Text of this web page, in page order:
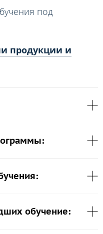
под
продукции и
обучение: